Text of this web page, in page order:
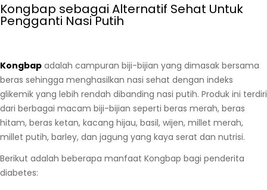
Kongbap sebagai Alternatif Sehat Untuk
Pengganti Nasi Putih
Kongbap adalah campuran biji-bijian yang dimasak bersama
beras sehingga menghasilkan nasi sehat dengan indeks
glikemik yang lebih rendah dibanding nasi putih. Produk ini terdiri
dari berbagai macam biji-bijian seperti beras merah, beras
hitam, beras ketan, kacang hijau, basil, wijen, millet merah,
millet putih, barley, dan jagung yang kaya serat dan nutrisi.
Berikut adalah beberapa manfaat Kongbap bagi penderita
diabetes: